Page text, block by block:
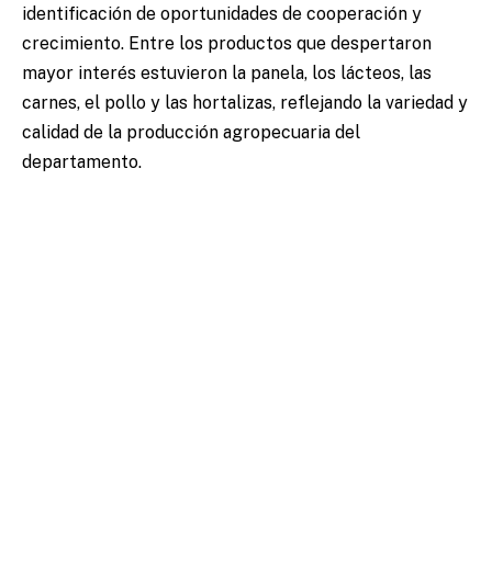
identificación de oportunidades de cooperación y
crecimiento. Entre los productos que despertaron
mayor interés estuvieron la panela, los lácteos, las
carnes, el pollo y las hortalizas, reflejando la variedad y
calidad de la producción agropecuaria del
departamento.